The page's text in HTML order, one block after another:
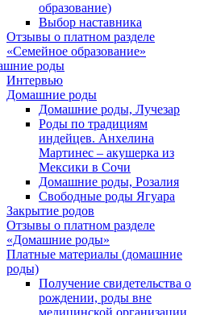
образование)
Выбор наставника
Отзывы о платном разделе
«Семейное образование»
роды
Интервью
Домашние роды
Домашние роды, Лучезар
Роды по традициям
индейцев. Анхелина
Мартинес – акушерка из
Мексики в Сочи
Домашние роды, Розалия
Свободные роды Ягуара
Закрытие родов
Отзывы о платном разделе
«Домашние роды»
Платные материалы (домашние
роды)
Получение свидетельства о
рождении, роды вне
медицинской организации